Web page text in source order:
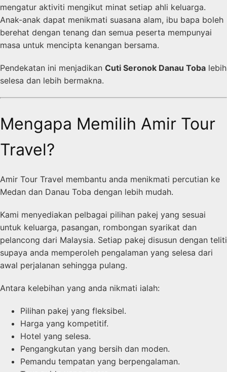
mengatur aktiviti mengikut minat setiap ahli keluarga.
Anak-anak dapat menikmati suasana alam, ibu bapa boleh
berehat dengan tenang dan semua peserta mempunyai
masa untuk mencipta kenangan bersama.
Pendekatan ini menjadikan Cuti Seronok Danau Toba lebih
selesa dan lebih bermakna.
Mengapa Memilih Amir Tour
Travel?
Amir Tour Travel membantu anda menikmati percutian ke
Medan dan Danau Toba dengan lebih mudah.
Kami menyediakan pelbagai pilihan pakej yang sesuai
untuk keluarga, pasangan, rombongan syarikat dan
pelancong dari Malaysia. Setiap pakej disusun dengan teliti
supaya anda memperoleh pengalaman yang selesa dari
awal perjalanan sehingga pulang.
Antara kelebihan yang anda nikmati ialah:
Pilihan pakej yang fleksibel.
Harga yang kompetitif.
Hotel yang selesa.
Pengangkutan yang bersih dan moden.
Pemandu tempatan yang berpengalaman.